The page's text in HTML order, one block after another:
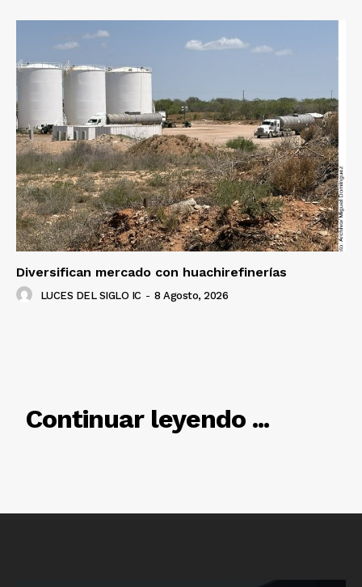
Diversifican mercado con huachirefinerías
LUCES DEL SIGLO IC - 8 Agosto, 2026
Continuar leyendo ...
RELACIONADO